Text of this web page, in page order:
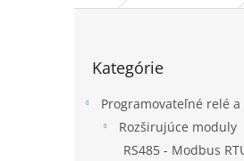
kategórie
Kategórie
Programovateľné relé a
Rozširujúce moduly
RS485 - Modbus